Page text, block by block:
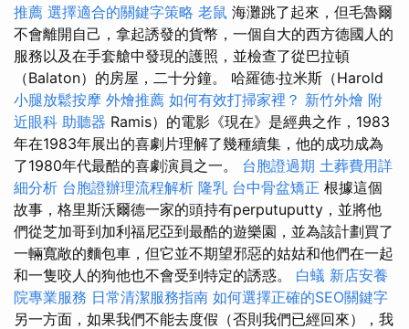
推薦 選擇適合的關鍵字策略 老鼠 海灘跳了起來，但毛魯爾
不會離開自己，拿起誘發的貨幣，一個自大的西方德國人的
服務以及在手套艙中發現的護照，並檢查了從巴拉頓
（Balaton）的房屋，二十分鐘。 哈羅德·拉米斯（Harold
小腿放鬆按摩 外燴推薦 如何有效打掃家裡？ 新竹外燴 附
近眼科 助聽器 Ramis）的電影《現在》是經典之作，1983
年在1983年展出的喜劇片理解了幾種續集，他的成功成為
了1980年代最酷的喜劇演員之一。 台胞證過期 土葬費用詳
細分析 台胞證辦理流程解析 隆乳 台中骨盆矯正 根據這個
故事，格里斯沃爾德一家的頭持有perputuputty，並將他
們從芝加哥到加利福尼亞到最酷的遊樂園，並為該計劃買了
一輛寬敞的麵包車，但它並不期望邪惡的姑姑和他們在一起
和一隻咬人的狗他也不會受到特定的誘惑。 白蟻 新店安養
院專業服務 日常清潔服務指南 如何選擇正確的SEO關鍵字
另一方面，如果我們不能去度假（否則我們已經回來），我